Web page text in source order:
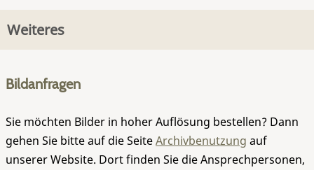
Weiteres
Bildanfragen
Sie möchten Bilder in hoher Auflösung bestellen? Dann
gehen Sie bitte auf die SeiteArchivbenutzung auf
unserer Website. Dort finden Sie die Ansprechpersonen,